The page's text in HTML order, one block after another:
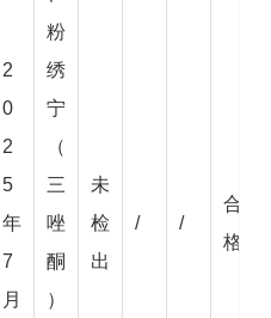
2
0
2
5
年
7
月
粉
绣
宁
（
三
唑
酮
）
未
检
出
/ /
合
格